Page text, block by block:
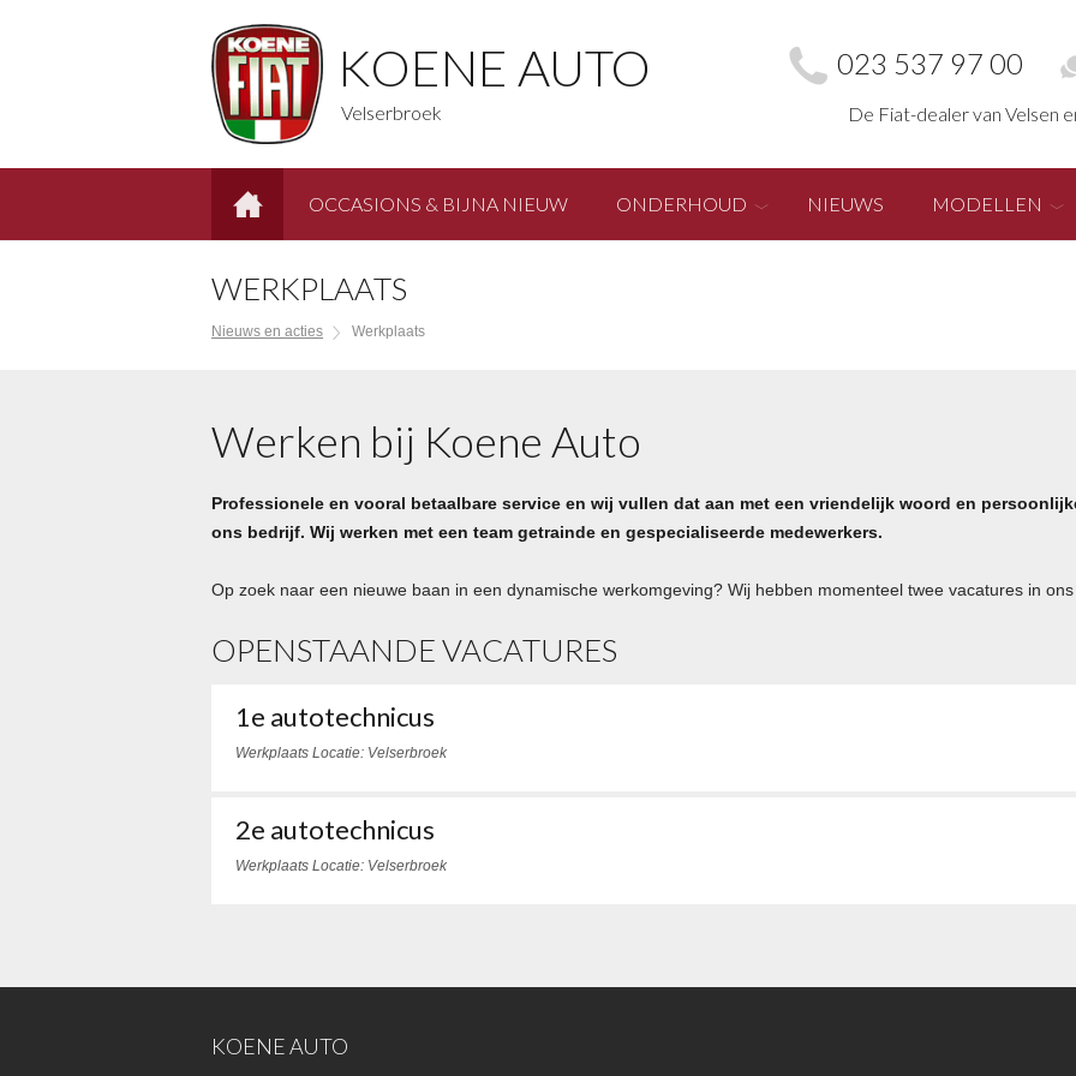
KOENE AUTO
Velserbroek
023 537 97 00
De Fiat-dealer van Velsen
OCCASIONS & BIJNA NIEUW ONDERHOUD NIEUWS MODELLEN
WERKPLAATS
Nieuws en acties Werkplaats
Werken bij Koene Auto
Professionele en vooral betaalbare service en wij vullen dat aan met een vriendelijk woord en
ons bedrijf. Wij werken met een team getrainde en gespecialiseerde medewerkers.
Op zoek naar een nieuwe baan in een dynamische werkomgeving? Wij hebben momenteel twee vacatures in ons
OPENSTAANDE VACATURES
1e autotechnicus
WerkplaatsLocatie: Velserbroek
2e autotechnicus
WerkplaatsLocatie: Velserbroek
KOENE AUTO